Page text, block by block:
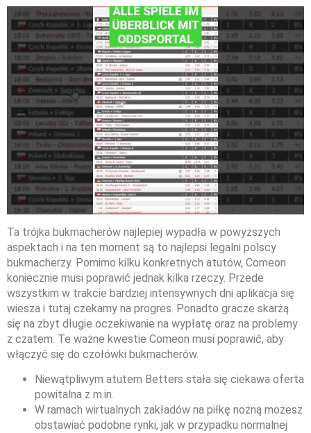
Ta trójka bukmacherów najlepiej wypadła w powyższych
aspektach i na ten moment są to najlepsi legalni polscy
bukmacherzy. Pomimo kilku konkretnych atutów, Comeon
koniecznie musi poprawić jednak kilka rzeczy. Przede
wszystkim w trakcie bardziej intensywnych dni aplikacja się
wiesza i tutaj czekamy na progres. Ponadto gracze skarżą
się na zbyt długie oczekiwanie na wypłatę oraz na problemy
z czatem. Te ważne kwestie Comeon musi poprawić, aby
włączyć się do czołówki bukmacherów.
Niewątpliwym atutem Betters stała się ciekawa oferta
powitalna z m.in.
W ramach wirtualnych zakładów na piłkę nożną możesz
obstawiać podobne rynki, jak w przypadku normalnej